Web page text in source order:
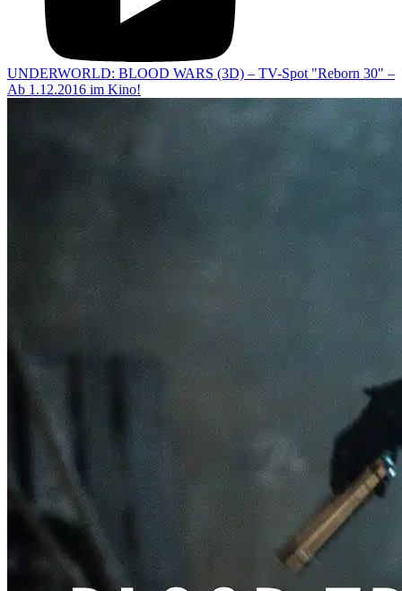
UNDERWORLD: BLOOD WARS (3D) – TV-Spot "Reborn 30" –
Ab 1.12.2016 im Kino!